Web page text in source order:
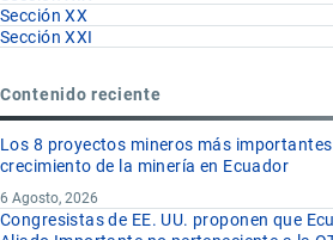
Sección XX
Sección XXI
Contenido reciente
Los 8 proyectos mineros más importantes
crecimiento de la minería en Ecuador
6 Agosto, 2026
Congresistas de EE. UU. proponen que